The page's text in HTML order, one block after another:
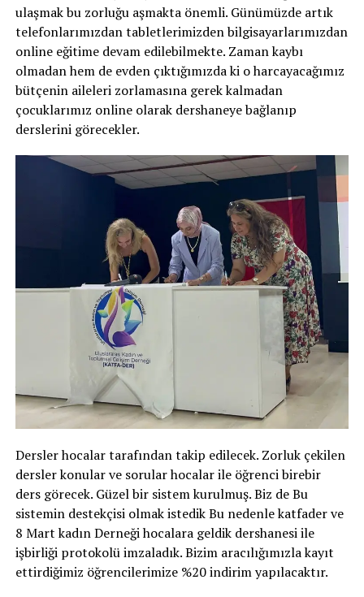
ulaşmak bu zorluğu aşmakta önemli. Günümüzde artık
telefonlarımızdan tabletlerimizden bilgisayarlarımızdan
online eğitime devam edilebilmekte. Zaman kaybı
olmadan hem de evden çıktığımızda ki o harcayacağımız
bütçenin aileleri zorlamasına gerek kalmadan
çocuklarımız online olarak dershaneye bağlanıp
derslerini görecekler.
Dersler hocalar tarafından takip edilecek. Zorluk çekilen
dersler konular ve sorular hocalar ile öğrenci birebir
ders görecek. Güzel bir sistem kurulmuş. Biz de Bu
sistemin destekçisi olmak istedik Bu nedenle katfader ve
8 Mart kadın Derneği hocalara geldik dershanesi ile
işbirliği protokolü imzaladık. Bizim aracılığımızla kayıt
ettirdiğimiz öğrencilerimize %20 indirim yapılacaktır.